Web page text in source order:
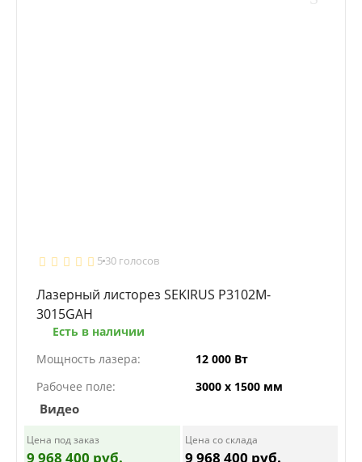
5 30 голосов
Лазерный листорез SEKIRUS P3102M-
3015GAH
Есть в наличии
Мощность лазера:
12 000 Вт
Рабочее поле:
3000 х 1500 мм
Видео
Цена под заказ
9 968 400 руб.
Цена со склада
9 968 400 руб.